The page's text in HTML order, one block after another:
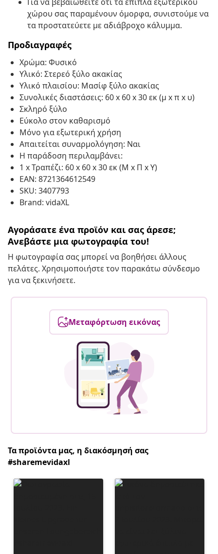
χώρου σας παραμένουν όμορφα, συνιστούμε να
τα προστατεύετε με αδιάβροχο κάλυμμα.
Προδιαγραφές
Χρώμα: Φυσικό
Υλικό: Στερεό ξύλο ακακίας
Υλικό πλαισίου: Μασίφ ξύλο ακακίας
Συνολικές διαστάσεις: 60 x 60 x 30 εκ (μ x π x υ)
Σκληρό ξύλο
Εύκολο στον καθαρισμό
Μόνο για εξωτερική χρήση
Απαιτείται συναρμολόγηση: Ναι
Η παράδοση περιλαμβάνει:
1 x Τραπέζι: 60 x 60 x 30 εκ (Μ x Π x Υ)
EAN: 8721364612549
SKU: 3407793
Brand: vidaXL
Αγοράσατε ένα προϊόν και σας άρεσε;
Ανεβάστε μια φωτογραφία του!
Η φωτογραφία σας μπορεί να βοηθήσει άλλους
πελάτες. Χρησιμοποιήστε τον παρακάτω σύνδεσμο
για να ξεκινήσετε.
Μεταφόρτωση εικόνας
Τα προϊόντα μας, η διακόσμησή σας
#sharemevidaxl